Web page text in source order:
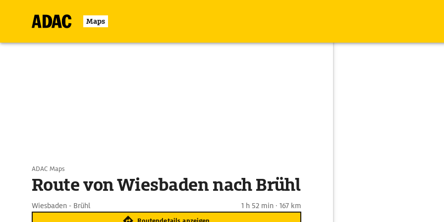
Maps
ADAC Maps
Route von Wiesbaden nach Brühl
Wiesbaden - Brühl 1 h 52 min · 167 km